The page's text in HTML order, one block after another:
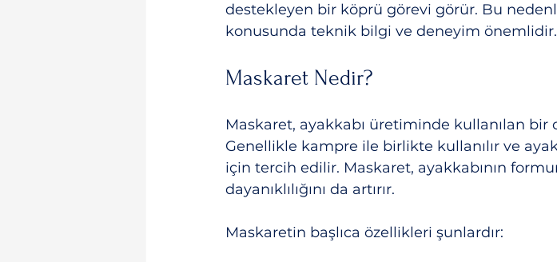
destekleyen bir köprü görevi görür. Bu
konusunda teknik bilgi ve deneyim önemlidir.
Maskaret Nedir?
Maskaret, ayakkabı üretiminde kullanılan
Genellikle kampre ile birlikte kullanılır ve
için tercih edilir. Maskaret, ayakkabının
dayanıklılığını da artırır.
Maskaretin başlıca özellikleri şunlardır: